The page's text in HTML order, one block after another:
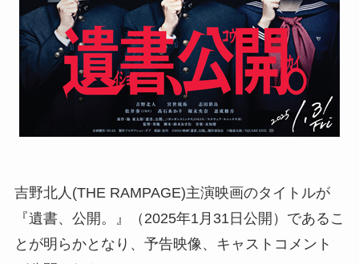
吉野北人(THE RAMPAGE)主演映画のタイトルが
『遺書、公開。』（2025年1月31日公開）であるこ
とが明らかとなり、予告映像、キャストコメント